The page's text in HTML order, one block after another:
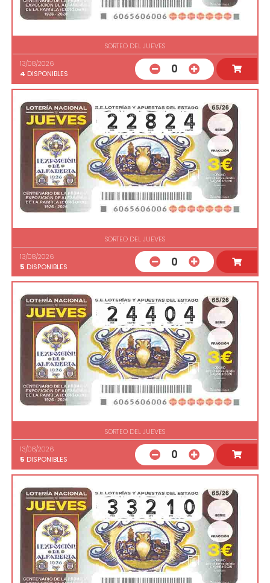
SORTEO DEL JUEVES
13/08/2026
4 DISPONIBLES 0
SORTEO DEL JUEVES
13/08/2026
5 DISPONIBLES 0
SORTEO DEL JUEVES
13/08/2026
5 DISPONIBLES 0